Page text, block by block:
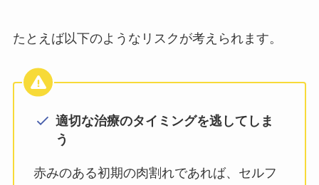
たとえば以下のようなリスクが考えられます。
適切な治療のタイミングを逃してしま
う
赤みのある初期の肉割れであれば、セルフ